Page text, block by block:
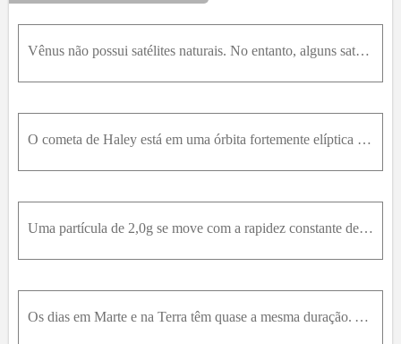
Vênus não possui satélites naturais. No entanto, alguns satélites artificiais foram colocados em torno do planeta. A fim de utilizar uma dessas órbitas para determinar a massa de Vênus, quais os parâm
O cometa de Haley está em uma órbita fortemente elíptica em torno do Sol, com um período de cerca de 76 anos. Sua última aproximação máxima do Sol ocorreu em 1987 . Em qual ano do século XX ele estava
Uma partícula de 2,0g se move com a rapidez constante de 3,0m m / s em torno de um circulo de 4,0m m de raio. (a) Determine a magnitude da quantidade de movimento angular da partícula. (b) Se L = l l
Os dias em Marte e na Terra têm quase a mesma duração. A massa da Terra é 9,35 vezes a de Marte, o raio da Terra é 1,88 vezes o de Marte e Marte está, em média, 1,52 vez mais afastado do Sol do que a